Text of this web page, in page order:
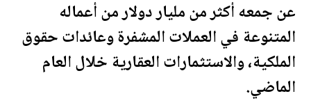
عن جمعه أكثر من مليار دولار من أعماله
المتنوعة في العملات المشفرة وعائدات حقوق
الملكية، والاستثمارات العقارية خلال العام
الماضي.